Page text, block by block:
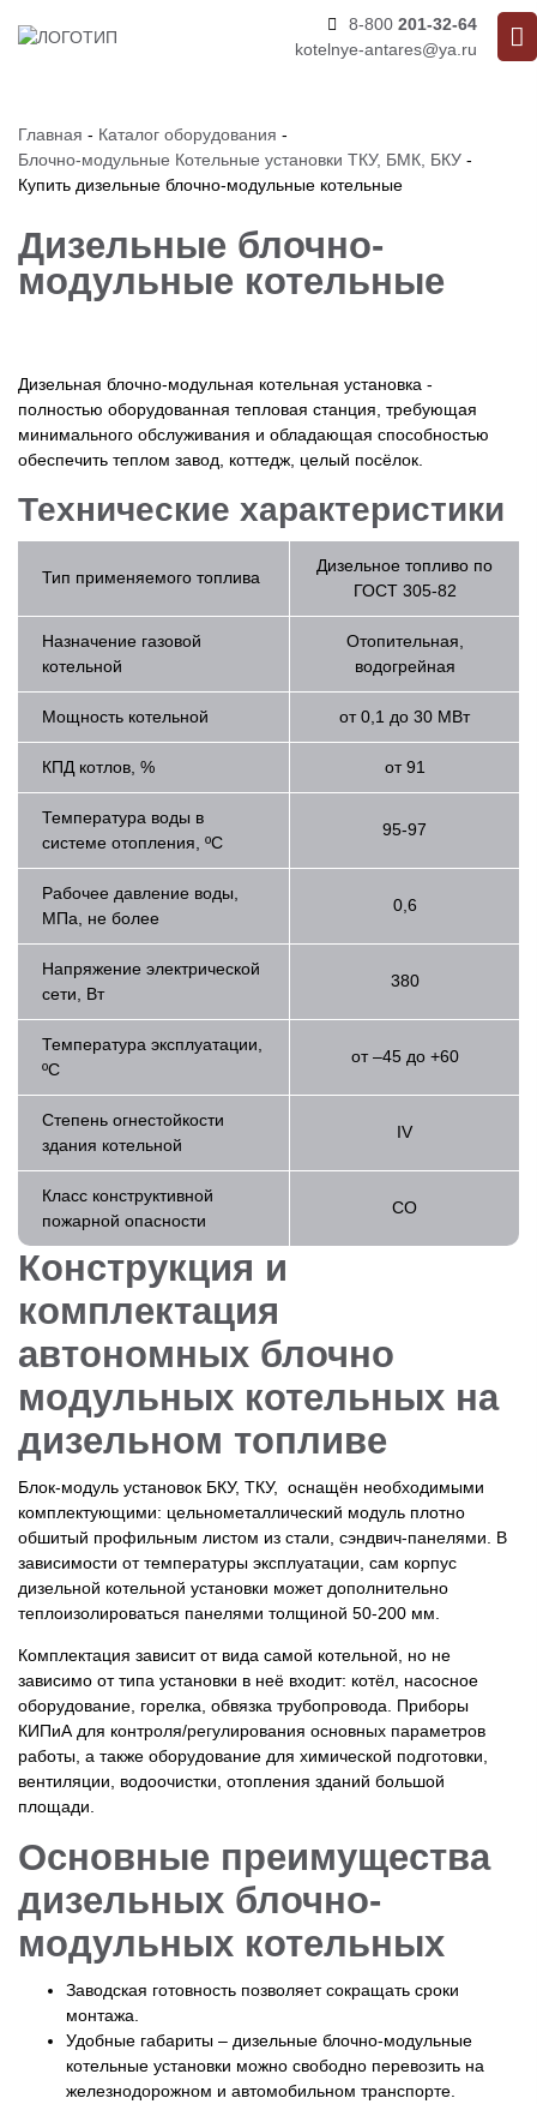
8-800 201-32-64
kotelnye-antares@ya.ru
Главная - Каталог оборудования -
Блочно-модульные Котельные установки ТКУ, БМК, БКУ -
Купить дизельные блочно-модульные котельные
Дизельные блочно-
модульные котельные
Дизельная блочно-модульная котельная установка -
полностью оборудованная тепловая станция, требующая
минимального обслуживания и обладающая способностью
обеспечить теплом завод, коттедж, целый посёлок.
Технические характеристики
Тип применяемого топлива
Дизельное топливо по
ГОСТ 305-82
Назначение газовой
котельной
Отопительная,
водогрейная
Мощность котельной от 0,1 до 30 МВт
КПД котлов, % от 91
Температура воды в
системе отопления, ºС
95-97
Рабочее давление воды,
МПа, не более
0,6
Напряжение электрической
сети, Вт
380
Температура эксплуатации,
ºС
от –45 до +60
Степень огнестойкости
здания котельной
IV
Класс конструктивной
пожарной опасности
СО
Конструкция и
комплектация
автономных блочно
модульных котельных на
дизельном топливе
Блок-модуль установок БКУ, ТКУ, оснащён необходимыми
комплектующими: цельнометаллический модуль плотно
обшитый профильным листом из стали, сэндвич-панелями. В
зависимости от температуры эксплуатации, сам корпус
дизельной котельной установки может дополнительно
теплоизолироваться панелями толщиной 50-200 мм.
Комплектация зависит от вида самой котельной, но не
зависимо от типа установки в неё входит: котёл, насосное
оборудование, горелка, обвязка трубопровода. Приборы
КИПиА для контроля/регулирования основных параметров
работы, а также оборудование для химической подготовки,
вентиляции, водоочистки, отопления зданий большой
площади.
Основные преимущества
дизельных блочно-
модульных котельных
Заводская готовность позволяет сокращать сроки
монтажа.
Удобные габариты – дизельные блочно-модульные
котельные установки можно свободно перевозить на
железнодорожном и автомобильном транспорте.